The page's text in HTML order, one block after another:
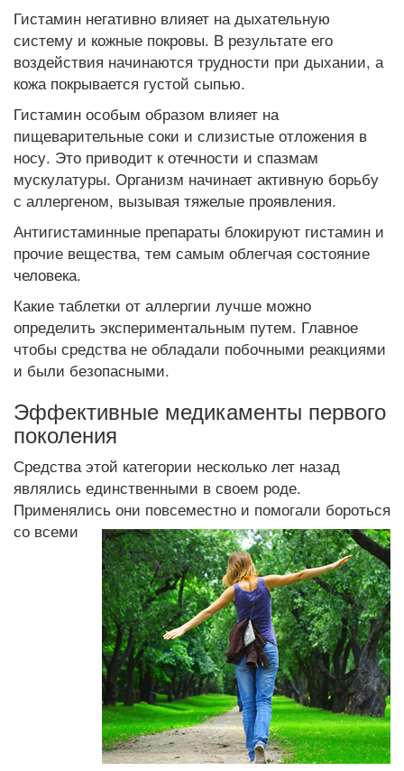
Гистамин негативно влияет на дыхательную
систему и кожные покровы. В результате его
воздействия начинаются трудности при дыхании, а
кожа покрывается густой сыпью.
Гистамин особым образом влияет на
пищеварительные соки и слизистые отложения в
носу. Это приводит к отечности и спазмам
мускулатуры. Организм начинает активную борьбу
с аллергеном, вызывая тяжелые проявления.
Антигистаминные препараты блокируют гистамин и
прочие вещества, тем самым облегчая состояние
человека.
Какие таблетки от аллергии лучше можно
определить экспериментальным путем. Главное
чтобы средства не обладали побочными реакциями
и были безопасными.
Эффективные медикаменты первого
поколения
Средства этой категории несколько лет назад
являлись единственными в своем роде.
Применялись они повсеместно и помогали бороться
со всеми